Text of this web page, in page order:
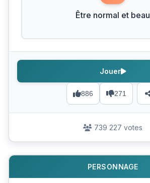
Être normal et beau
886 271
Jouer
739 227 votes
PERSONNAGE